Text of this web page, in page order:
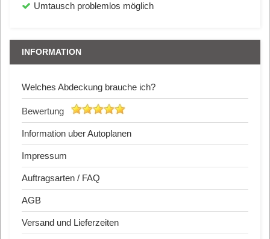
Umtausch problemlos möglich
INFORMATION
Welches Abdeckung brauche ich?
Bewertung
Information uber Autoplanen
Impressum
Auftragsarten / FAQ
AGB
Versand und Lieferzeiten